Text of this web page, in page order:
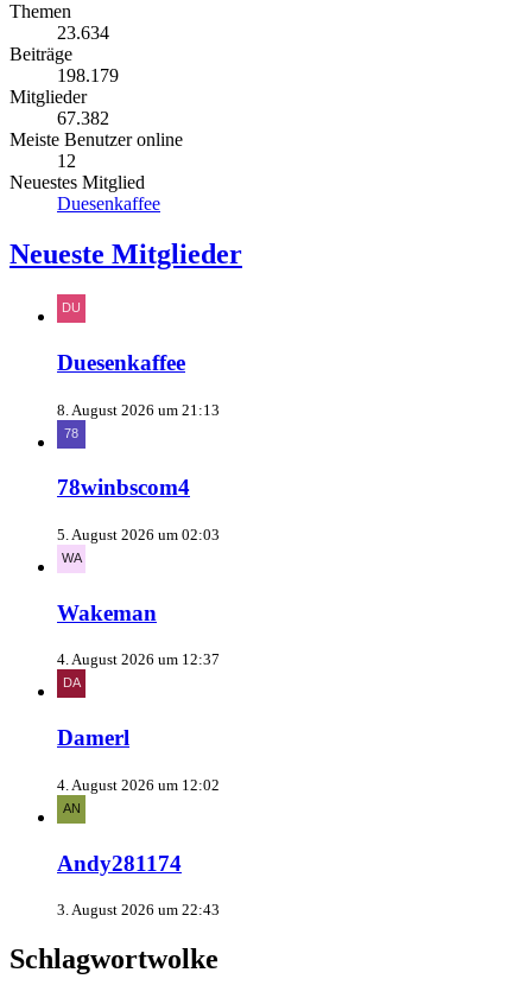
Themen
23.634
Beiträge
198.179
Mitglieder
67.382
Meiste Benutzer online
12
Neuestes Mitglied
Duesenkaffee
Neueste Mitglieder
Duesenkaffee
8. August 2026 um 21:13
78winbscom4
5. August 2026 um 02:03
Wakeman
4. August 2026 um 12:37
Damerl
4. August 2026 um 12:02
Andy281174
3. August 2026 um 22:43
Schlagwortwolke